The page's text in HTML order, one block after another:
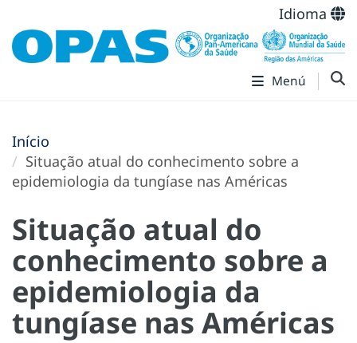
Idioma
Menú
Início
Situação atual do conhecimento sobre a
epidemiologia da tungíase nas Américas
Situação atual do
conhecimento sobre a
epidemiologia da
tungíase nas Américas